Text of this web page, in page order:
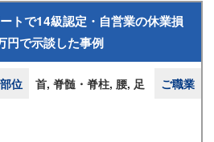
トで14級認定・自営業の休業損
円で示談した事例
部位 首, 脊髄・脊柱, 腰, 足
ご職業